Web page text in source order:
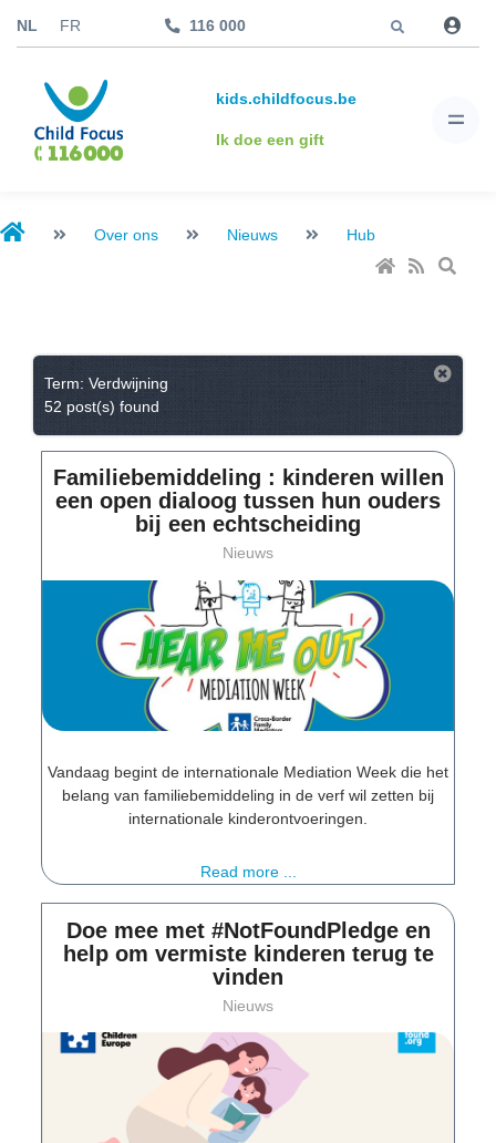
NL FR 116 000
kids.childfocus.be
Ik doe een gift
Over ons Nieuws Hub
Term: Verdwijning
52 post(s) found
Familiebemiddeling : kinderen willen
een open dialoog tussen hun ouders
bij een echtscheiding
Nieuws
Vandaag begint de internationale Mediation Week die het
belang van familiebemiddeling in de verf wil zetten bij
internationale kinderontvoeringen.
Read more ...
Doe mee met #NotFoundPledge en
help om vermiste kinderen terug te
vinden
Nieuws